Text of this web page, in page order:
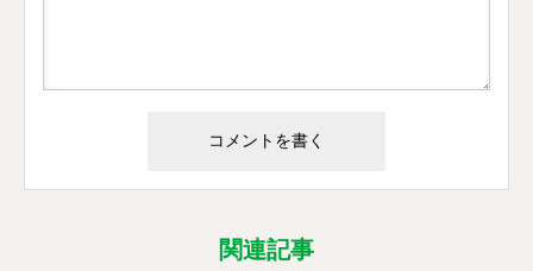
関連記事